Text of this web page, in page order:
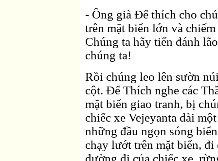
- Ông già Ðế thích cho
trên mặt biển lớn và
Chúng ta hãy tiến đánh
chúng ta!
Rồi chúng leo lên sườn
cột. Ðế Thích nghe các
mặt biển giao tranh, bị
chiếc xe Vejeyanta dài
những đầu ngọn sóng
chạy lướt trên mặt biển,
đường đi của chiếc xe,